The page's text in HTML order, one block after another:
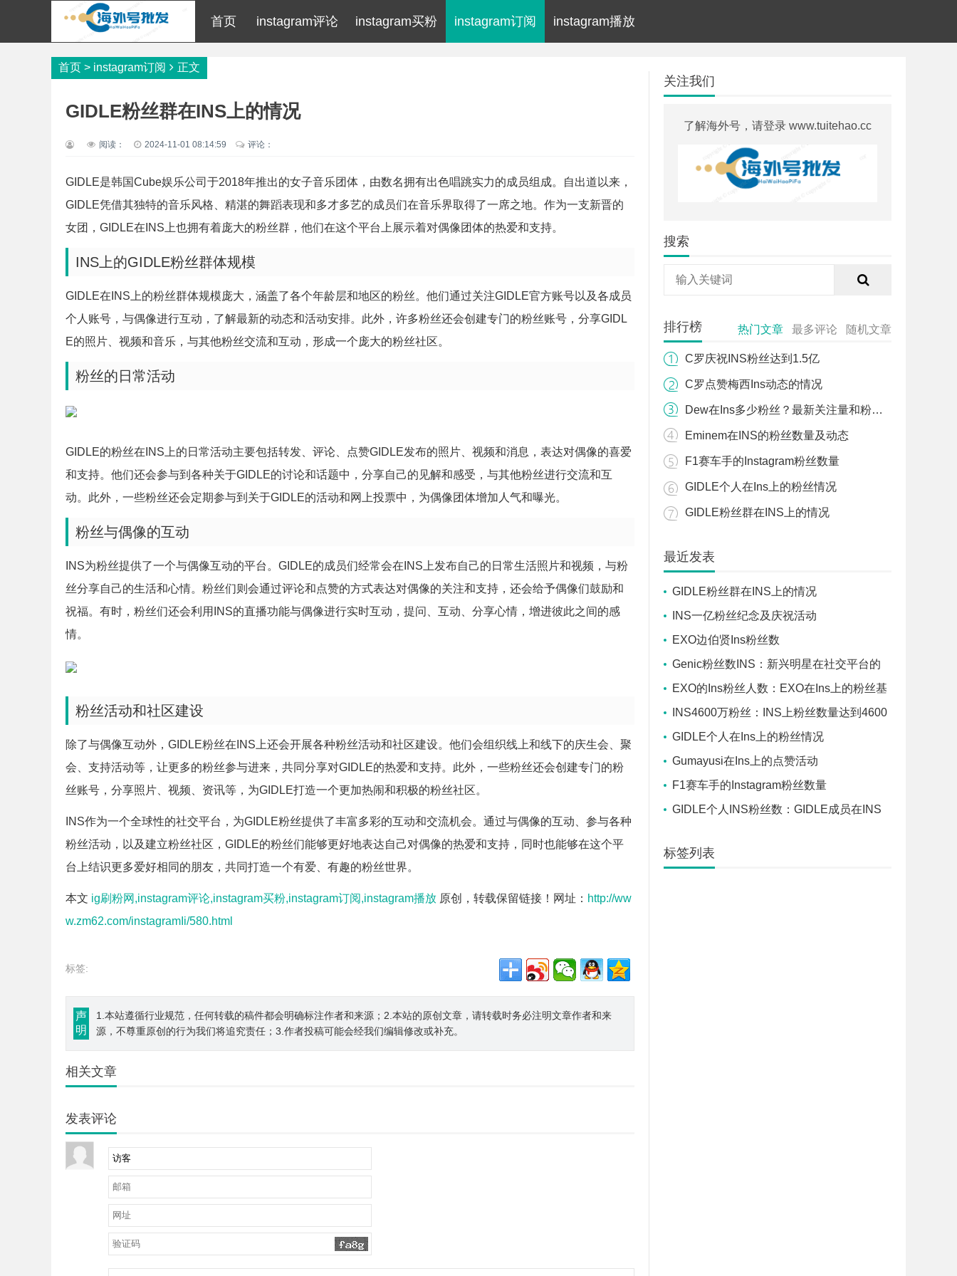
首页 instagram评论 instagram买粉 instagram订阅 instagram播放
首页 > instagram订阅 正文
GIDLE粉丝群在INS上的情况
阅读： 2024-11-01 08:14:59 评论：
GIDLE是韩国Cube娱乐公司于2018年推出的女子音乐团体，由数名拥有出色唱跳实力的成员组成。自出道以来，
GIDLE凭借其独特的音乐风格、精湛的舞蹈表现和多才多艺的成员们在音乐界取得了一席之地。作为一支新晋的
女团，GIDLE在INS上也拥有着庞大的粉丝群，他们在这个平台上展示着对偶像团体的热爱和支持。
INS上的GIDLE粉丝群体规模
GIDLE在INS上的粉丝群体规模庞大，涵盖了各个年龄层和地区的粉丝。他们通过关注GIDLE官方账号以及各成员
个人账号，与偶像进行互动，了解最新的动态和活动安排。此外，许多粉丝还会创建专门的粉丝账号，分享GIDL
E的照片、视频和音乐，与其他粉丝交流和互动，形成一个庞大的粉丝社区。
粉丝的日常活动
GIDLE的粉丝在INS上的日常活动主要包括转发、评论、点赞GIDLE发布的照片、视频和消息，表达对偶像的喜爱
和支持。他们还会参与到各种关于GIDLE的讨论和话题中，分享自己的见解和感受，与其他粉丝进行交流和互
动。此外，一些粉丝还会定期参与到关于GIDLE的活动和网上投票中，为偶像团体增加人气和曝光。
粉丝与偶像的互动
INS为粉丝提供了一个与偶像互动的平台。GIDLE的成员们经常会在INS上发布自己的日常生活照片和视频，与粉
丝分享自己的生活和心情。粉丝们则会通过评论和点赞的方式表达对偶像的关注和支持，还会给予偶像们鼓励和
祝福。有时，粉丝们还会利用INS的直播功能与偶像进行实时互动，提问、互动、分享心情，增进彼此之间的感
情。
粉丝活动和社区建设
除了与偶像互动外，GIDLE粉丝在INS上还会开展各种粉丝活动和社区建设。他们会组织线上和线下的庆生会、聚
会、支持活动等，让更多的粉丝参与进来，共同分享对GIDLE的热爱和支持。此外，一些粉丝还会创建专门的粉
丝账号，分享照片、视频、资讯等，为GIDLE打造一个更加热闹和积极的粉丝社区。
INS作为一个全球性的社交平台，为GIDLE粉丝提供了丰富多彩的互动和交流机会。通过与偶像的互动、参与各种
粉丝活动，以及建立粉丝社区，GIDLE的粉丝们能够更好地表达自己对偶像的热爱和支持，同时也能够在这个平
台上结识更多爱好相同的朋友，共同打造一个有爱、有趣的粉丝世界。
本文 ig刷粉网,instagram评论,instagram买粉,instagram订阅,instagram播放 原创，转载保留链接！网址： http://ww
w.zm62.com/instagramIi/580.html
标签:
声
明
1.本站遵循行业规范，任何转载的稿件都会明确标注作者和来源；2.本站的原创文章，请转载时务必注明文章作者和来
源，不尊重原创的行为我们将追究责任；3.作者投稿可能会经我们编辑修改或补充。
相关文章
发表评论
关注我们
了解海外号，请登录 www.tuitehao.cc
搜索
排行榜 热门文章 最多评论 随机文章
C罗庆祝INS粉丝达到1.5亿
C罗点赞梅西Ins动态的情况
Dew在Ins多少粉丝？最新关注量和粉丝数据
Eminem在INS的粉丝数量及动态
F1赛车手的Instagram粉丝数量
GIDLE个人在Ins上的粉丝情况
GIDLE粉丝群在INS上的情况
最近发表
GIDLE粉丝群在INS上的情况
INS一亿粉丝纪念及庆祝活动
EXO边伯贤Ins粉丝数
Genic粉丝数INS：新兴明星在社交平台的
粉丝数据
EXO的Ins粉丝人数：EXO在Ins上的粉丝基
础
INS4600万粉丝：INS上粉丝数量达到4600
万的账号
GIDLE个人在Ins上的粉丝情况
Gumayusi在Ins上的点赞活动
F1赛车手的Instagram粉丝数量
GIDLE个人INS粉丝数：GIDLE成员在INS
标签列表